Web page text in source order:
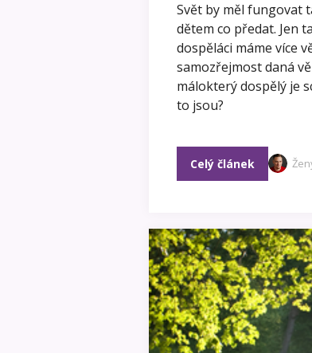
Svět by měl fungovat
dětem co předat. Jen
dospěláci máme více
samozřejmost daná
málokterý dospělý je
to jsou?
Celý článek